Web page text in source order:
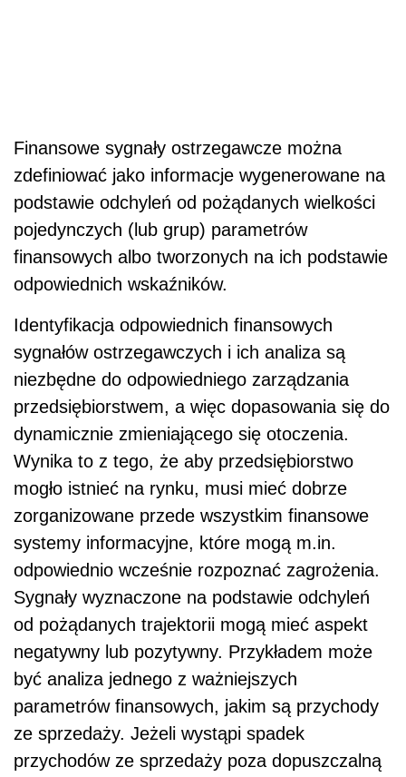
Finansowe sygnały ostrzegawcze można
zdefiniować jako informacje wygenerowane na
podstawie odchyleń od pożądanych wielkości
pojedynczych (lub grup) parametrów
finansowych albo tworzonych na ich podstawie
odpowiednich wskaźników.
Identyfikacja odpowiednich finansowych
sygnałów ostrzegawczych i ich analiza są
niezbędne do odpowiedniego zarządzania
przedsiębiorstwem, a więc dopasowania się do
dynamicznie zmieniającego się otoczenia.
Wynika to z tego, że aby przedsiębiorstwo
mogło istnieć na rynku, musi mieć dobrze
zorganizowane przede wszystkim finansowe
systemy informacyjne, które mogą m.in.
odpowiednio wcześnie rozpoznać zagrożenia.
Sygnały wyznaczone na podstawie odchyleń
od pożądanych trajektorii mogą mieć aspekt
negatywny lub pozytywny. Przykładem może
być analiza jednego z ważniejszych
parametrów finansowych, jakim są przychody
ze sprzedaży. Jeżeli wystąpi spadek
przychodów ze sprzedaży poza dopuszczalną